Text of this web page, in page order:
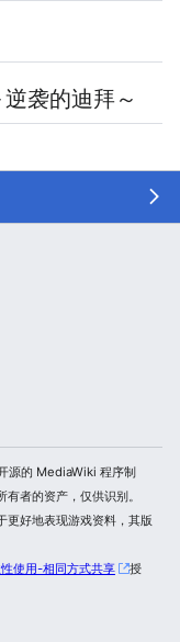
袭的迪拜～
源的 MediaWiki 程序制
者的资产，仅供识别。
更好地表现游戏资料，其版
使用-相同方式共享
授